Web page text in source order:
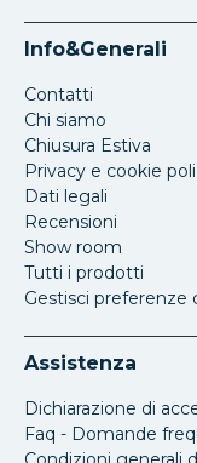
Info&Generali
Contatti
Chi siamo
Chiusura Estiva
Privacy e cookie
Dati legali
Recensioni
Show room
Tutti i prodotti
Gestisci preferenze
Assistenza
Dichiarazione di
Faq - Domande